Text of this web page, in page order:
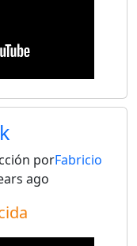
porFabricio
ago